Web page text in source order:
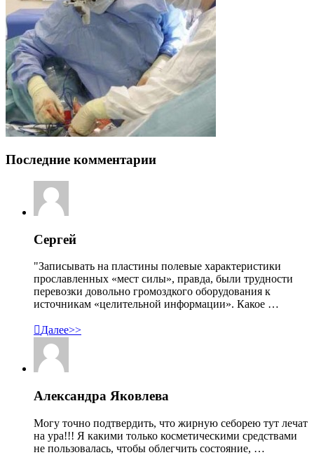
Последние комментарии
Сергей
"Записывать на пластины полевые характеристики
прославленных «мест силы», правда, были трудности
перевозки довольно громоздкого оборудования к
источникам «целительной информации». Какое …
Далее>>
Александра Яковлева
Могу точно подтвердить, что жирную себорею тут лечат
на ура!!! Я какими только косметическими средствами
не пользовалась, чтобы облегчить состояние, …